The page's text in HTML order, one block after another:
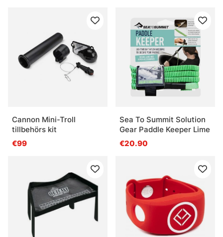
Cannon Mini-Troll
tillbehörs kit
€99
Sea To Summit Solution
Gear Paddle Keeper Lime
€20.90